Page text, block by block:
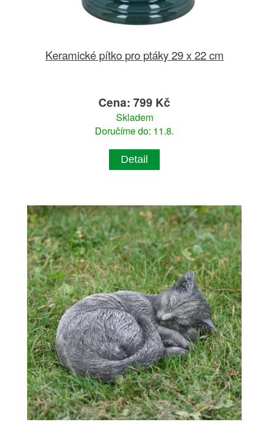
Keramické pítko pro ptáky 29 x 22 cm
Cena: 799 Kč
Skladem
Doručíme do: 11.8.
Detail